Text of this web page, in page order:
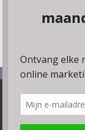
Disclaimer
We gebruiken
dat onze
gebruiken van